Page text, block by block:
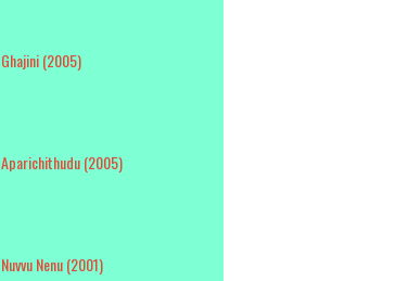
Ghajini (2005)
Aparichithudu (2005)
Nuvvu Nenu (2001)